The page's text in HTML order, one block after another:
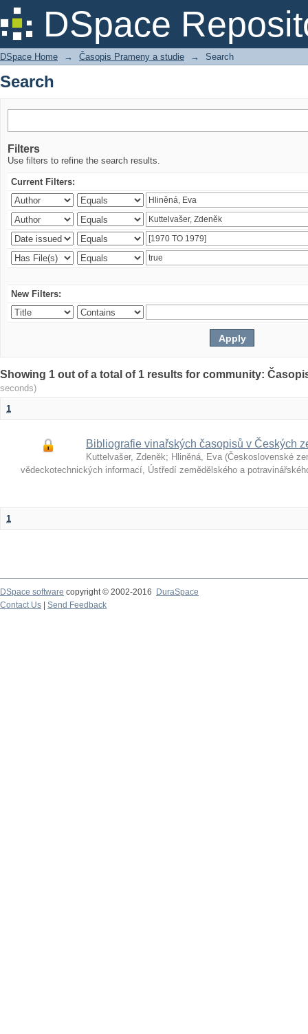
DSpace
Search
DSpace Home → Časopis Prameny a studie → Search
Search
Filters
Use filters to refine the search results.
Current Filters:
New Filters:
Showing 1 out of a total of 1 results for community:
seconds)
1
Bibliografie vinařských časopisů v Českých
Kuttelvašer, Zdeněk; Hliněná, Eva (Československé
vědeckotechnických informací, Ústředí zemědělského a
1
DSpace software copyright © 2002-2016
DuraSpace
Contact Us
Send Feedback